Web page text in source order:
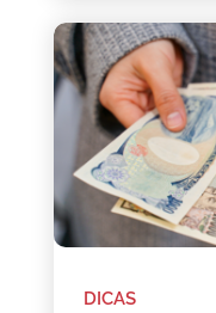
DICAS